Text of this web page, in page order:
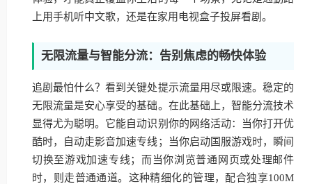
上用手机听中文歌，还是在家用电视盒子投屏看剧。
无限流量与智能分流：告别焦虑的畅快体验
追剧最怕什么？看到关键处提示流量用尽或限速。稳定的
无限流量是安心享受的基础。在此基础上，智能分流技术
显得尤为聪明。它能自动识别你的网络活动：当你打开优
酷时，自动走影音加速专线；当你启动国服游戏时，瞬间
切换至游戏加速专线；而当你浏览普通网页或处理邮件
时，则走普通通道。这种精细化的管理，配合独享100M